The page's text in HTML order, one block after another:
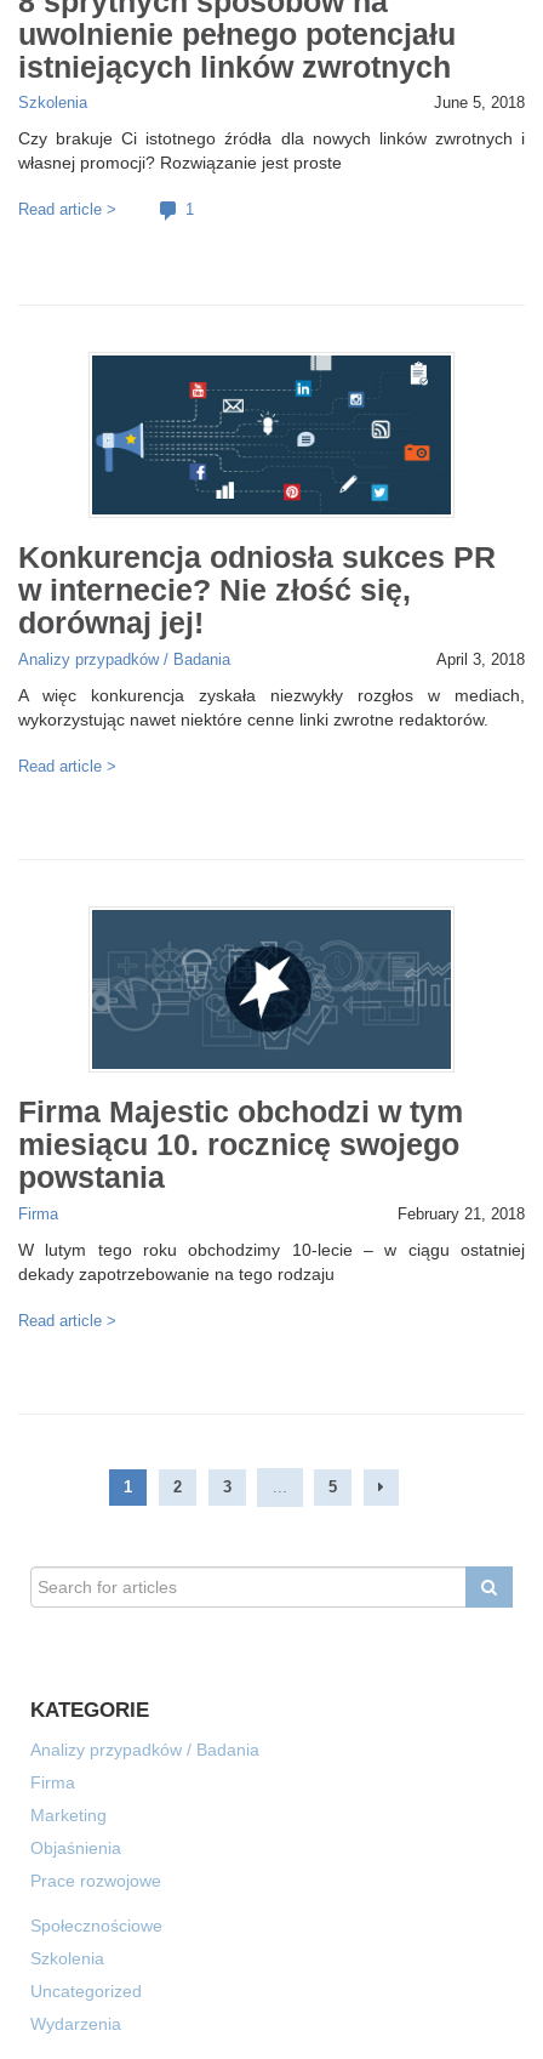
uwolnienie pełnego potencjału
istniejących linków zwrotnych
Szkolenia June 5, 2018
Czy brakuje Ci istotnego źródła dla nowych linków zwrotnych i
własnej promocji? Rozwiązanie jest proste
Read article > 1
Konkurencja odniosła sukces PR
w internecie? Nie złość się,
dorównaj jej!
Analizy przypadków / Badania April 3, 2018
A więc konkurencja zyskała niezwykły rozgłos w mediach,
wykorzystując nawet niektóre cenne linki zwrotne redaktorów.
Read article >
Firma Majestic obchodzi w tym
miesiącu 10. rocznicę swojego
powstania
Firma February 21, 2018
W lutym tego roku obchodzimy 10-lecie – w ciągu ostatniej
dekady zapotrzebowanie na tego rodzaju
Read article >
1 2 3 5
KATEGORIE
Analizy przypadków / Badania
Firma
Marketing
Objaśnienia
Prace rozwojowe
Społecznościowe
Szkolenia
Uncategorized
Wydarzenia